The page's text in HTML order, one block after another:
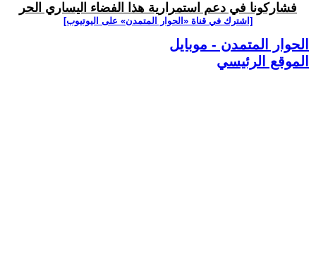
فشاركونا في دعم استمرارية هذا الفضاء اليساري الحر
[اشترك في قناة ‫«الحوار المتمدن» على اليوتيوب]
الحوار المتمدن - موبايل
الموقع الرئيسي